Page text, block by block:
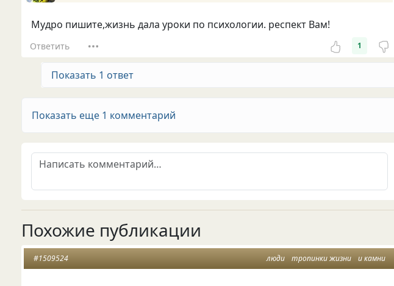
Мудро пишите,жизнь дала уроки по психологии. респект Вам!
Ответить 1
Показать 1 ответ
Показать еще 1 комментарий
Похожие публикации
люди тропинки жизни и камни
#1509524